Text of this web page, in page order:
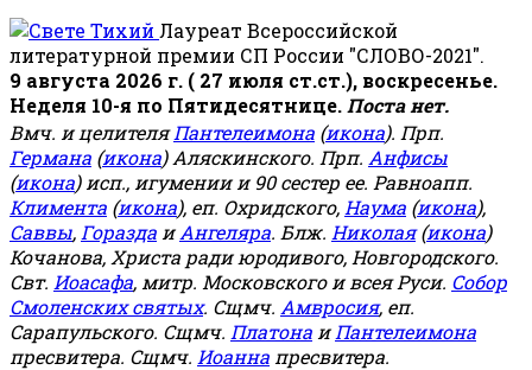
Лауреат Всероссийской
литературной премии СП России "СЛОВО-2021".
9 августа 2026 г. ( 27 июля ст.ст.), воскресенье.
Неделя 10-я по Пятидесятнице. Поста нет.
Вмч. и целителяПантелеимона (икона). Прп.
Германа (икона) Аляскинского. Прп. Анфисы
(икона) исп., игумении и 90 сестер ее. Равноапп.
Климента (икона), еп. Охридского, Наума (икона),
Саввы, Горазда иАнгеляра. Блж. Николая(икона)
Кочанова, Христа ради юродивого, Новгородского.
Свт. Иоасафа, митр. Московского и всея Руси. Собор
Смоленских святых. Сщмч. Амвросия, еп.
Сарапульского. Сщмч. Платона иПантелеимона
пресвитера. Сщмч. Иоанна пресвитера.